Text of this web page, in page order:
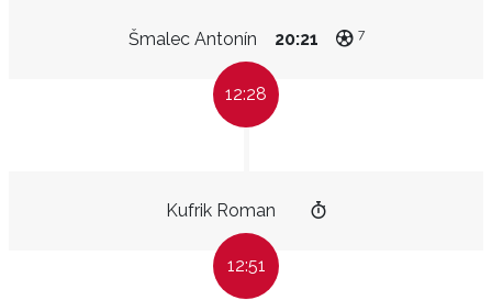
Šmalec Antonín 20:21 7
12:28
Kufrik Roman
12:51